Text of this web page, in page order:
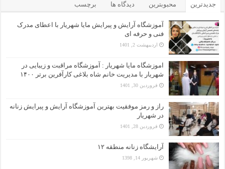
جدیدترین محبوبترین دیدگاه ها برچسب
آموزشگاه آرایش و پیرایش مایا شهریار با اعطای مدرک
فنی و حرفه ای
اردیبهشت 2, 1401
اموزشگاه مایا شهریار : آموزشگاه مراقبت و زیبایی در
شهریار با مدیریت خانم شاه بلاغی کارآفرین برتر ۱۴۰۰
فروردین 30, 1401
راز و رمز موفقیت بهترین آموزشگاه آرایش و پیرایش زنانه
در شهریار
فروردین 28, 1401
آرایشگاه زنانه منطقه ۱۲
شهریور 14, 1398